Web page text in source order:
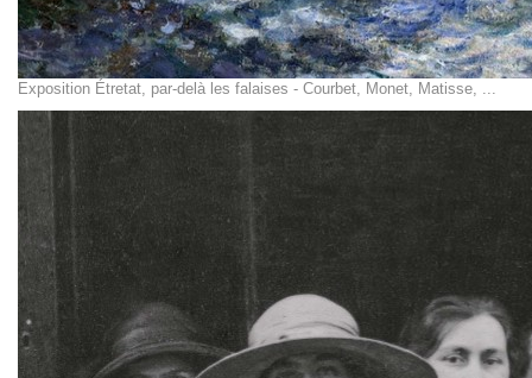
Exposition Étretat, par-delà les falaises - Courbet, Monet, Matisse, ...